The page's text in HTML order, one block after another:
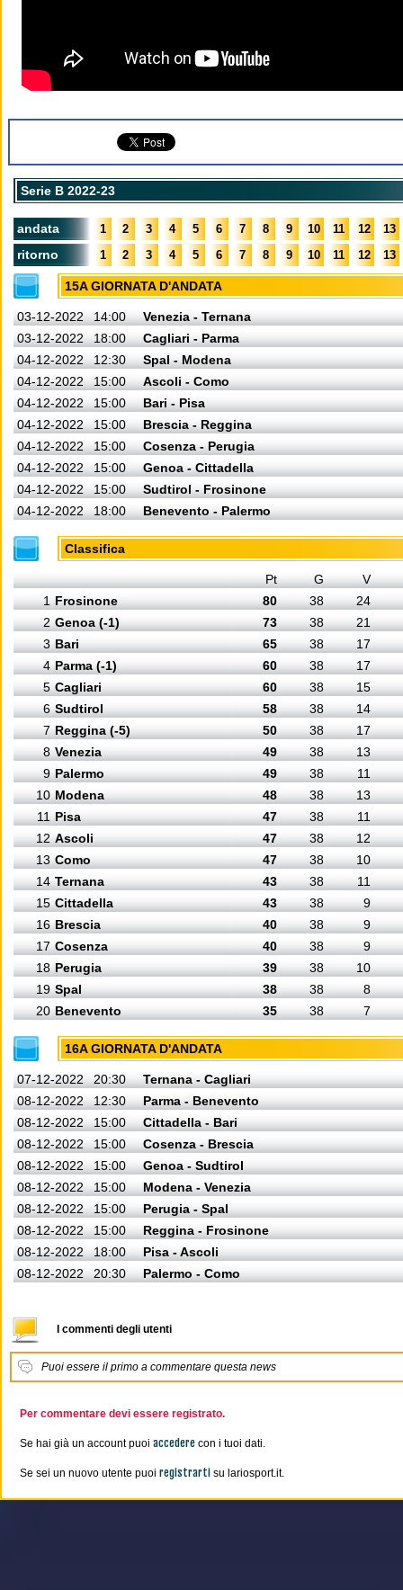
Serie B 2022-23
andata 1 2 3 4 5 6 7 8 9 10 11 12 13
ritorno 1 2 3 4 5 6 7 8 9 10 11 12 13
15A GIORNATA D'ANDATA
03-12-2022 14:00
Venezia - Ternana
03-12-2022
18:00
Cagliari - Parma
04-12-2022
12:30
Spal - Modena
04-12-2022
15:00
Ascoli - Como
04-12-2022
15:00
Bari - Pisa
04-12-2022
15:00
Brescia - Reggina
04-12-2022
15:00
Cosenza - Perugia
04-12-2022
15:00
Genoa - Cittadella
04-12-2022
15:00
Sudtirol - Frosinone
04-12-2022
18:00 Benevento - Palermo
Classifica
Pt G
V
1 Frosinone 80 38
24
2 Genoa (-1) 73 38
21
3 Bari 65 38
17
4 Parma (-1) 60 38
17
5 Cagliari 60 38
15
6 Sudtirol 58 38
14
7 Reggina (-5) 50 38
17
8 Venezia 49 38
13
9 Palermo 49 38
11
10 Modena 48 38
13
11 Pisa 47 38
11
12 Ascoli 47 38
12
13 Como 47 38
10
14 Ternana 43 38
11
15 Cittadella 43 38
9
16 Brescia 40 38
9
17 Cosenza 40 38
9
18 Perugia 39 38
10
19 Spal 38 38
8
20 Benevento 35 38 7
16A GIORNATA D'ANDATA
07-12-2022 20:30
Ternana - Cagliari
08-12-2022
12:30
Parma - Benevento
08-12-2022
15:00
Cittadella - Bari
08-12-2022
15:00
Cosenza - Brescia
08-12-2022
15:00
Genoa - Sudtirol
08-12-2022
15:00
Modena - Venezia
08-12-2022
15:00
Perugia - Spal
08-12-2022
15:00
Reggina - Frosinone
08-12-2022
18:00
Pisa - Ascoli
08-12-2022
20:30 Palermo - Como
I commenti degli utenti
Puoi essere il primo a commentare questa news
Per commentare devi essere registrato.
Se hai già un account puoi accedere con i tuoi dati.
Se sei un nuovo utente puoi registrarti su lariosport.it.